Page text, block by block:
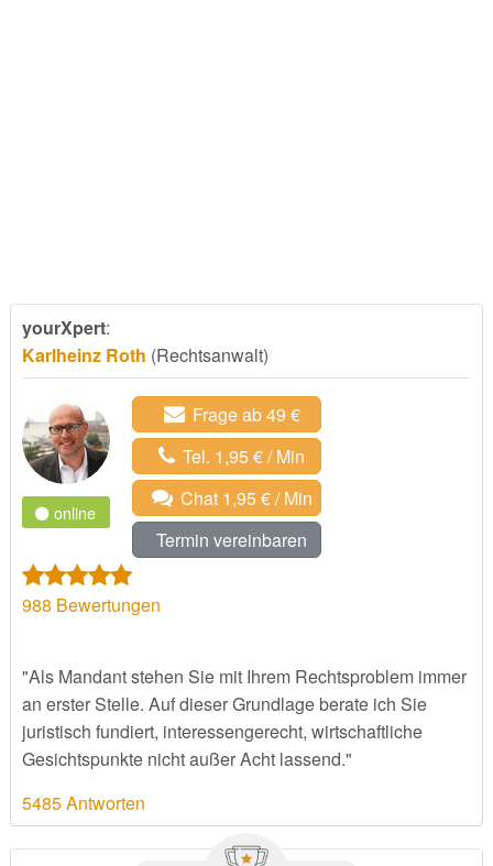
yourXpert:
Karlheinz Roth (Rechtsanwalt)
online
Frage ab 49 €
Tel. 1,95 € / Min
Chat 1,95 € / Min
Termin vereinbaren
988 Bewertungen
"Als Mandant stehen Sie mit Ihrem Rechtsproblem immer
an erster Stelle. Auf dieser Grundlage berate ich Sie
juristisch fundiert, interessengerecht, wirtschaftliche
Gesichtspunkte nicht außer Acht lassend."
5485 Antworten